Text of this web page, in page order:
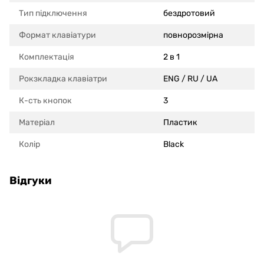
Тип підключення бездротовий
Формат клавіатури повнорозмірна
Комплектація 2 в 1
Рокзкладка клавіатри ENG / RU / UA
К-сть кнопок 3
Матеріал Пластик
Колір Black
Відгуки